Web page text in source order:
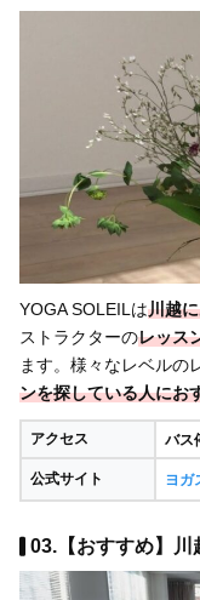
YOGA SOLEILは川越
ストラクターのレッス
ます。様々なレベルの
ンを探している人にお
アクセス バス
公式サイト ヨガ
03.【おすすめ】川